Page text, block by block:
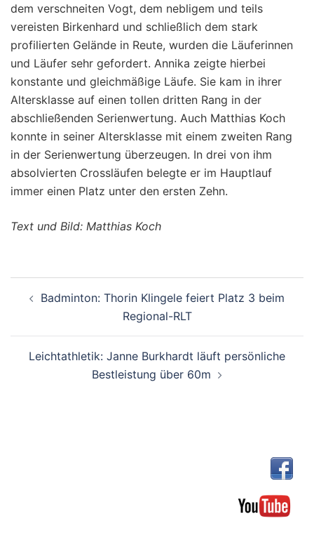
dem verschneiten Vogt, dem nebligem und teils
vereisten Birkenhard und schließlich dem stark
profilierten Gelände in Reute, wurden die Läuferinnen
und Läufer sehr gefordert. Annika zeigte hierbei
konstante und gleichmäßige Läufe. Sie kam in ihrer
Altersklasse auf einen tollen dritten Rang in der
abschließenden Serienwertung. Auch Matthias Koch
konnte in seiner Altersklasse mit einem zweiten Rang
in der Serienwertung überzeugen. In drei von ihm
absolvierten Crossläufen belegte er im Hauptlauf
immer einen Platz unter den ersten Zehn.
Text und Bild: Matthias Koch
Badminton: Thorin Klingele feiert Platz 3 beim
Regional-RLT
Leichtathletik: Janne Burkhardt läuft persönliche
Bestleistung über 60m